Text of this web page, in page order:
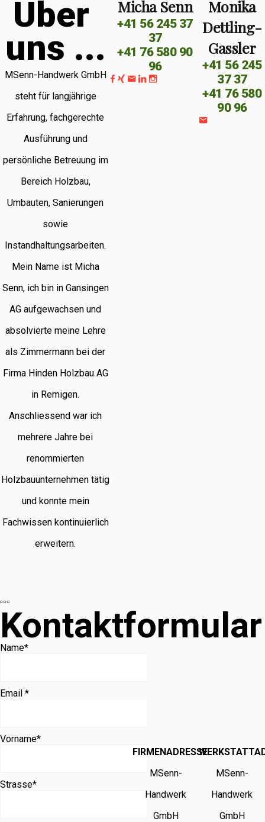
Über
uns ...
MSenn-Handwerk GmbH
steht für langjährige
Erfahrung, fachgerechte
Ausführung und
persönliche Betreuung im
Bereich Holzbau,
Umbauten, Sanierungen
sowie
Instandhaltungsarbeiten.
Mein Name ist Micha
Senn, ich bin in Gansingen
AG aufgewachsen und
absolvierte meine Lehre
als Zimmermann bei der
Firma Hinden Holzbau AG
in Remigen.
Anschliessend war ich
mehrere Jahre bei
renommierten
Holzbauunternehmen tätig
und konnte mein
Fachwissen kontinuierlich
erweitern.
Micha Senn
+41 56 245 37
37
+41 76 580 90
96
Monika
Dettling-
Gassler
+41 56 245
37 37
+41 76 580
90 96
Kontaktformular
Name*
Email *
Vorname*
Strasse*
FIRMENADRESSE
MSenn-
Handwerk
GmbH
MSenn-
Handwerk
GmbH